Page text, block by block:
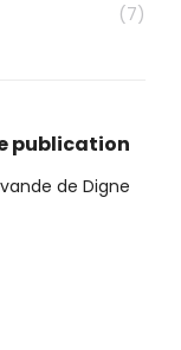
(7)
publication
de Digne